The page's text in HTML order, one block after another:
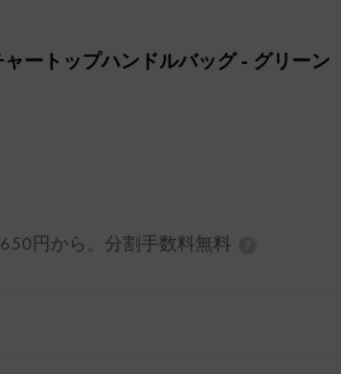
ートップハンドルバッグ- グリーン
円から。分割手数料無料